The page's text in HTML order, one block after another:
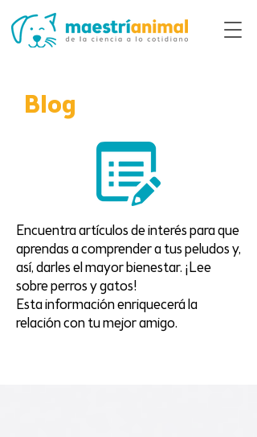
Blog
Encuentra artículos de interés para que
aprendas a comprender a tus peludos y,
así, darles el mayor bienestar. ¡Lee
sobre perros y gatos!
Esta información enriquecerá la
relación con tu mejor amigo.